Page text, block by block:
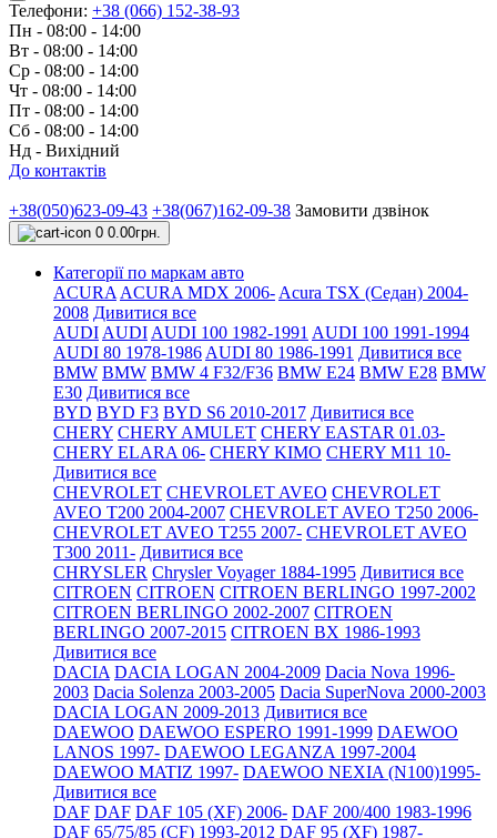
Телефони: +38 (066) 152-38-93
Пн - 08:00 - 14:00
Вт - 08:00 - 14:00
Ср - 08:00 - 14:00
Чт - 08:00 - 14:00
Пт - 08:00 - 14:00
Сб - 08:00 - 14:00
Нд - Вихідний
До контактів
+38(050)623-09-43 +38(067)162-09-38 Замовити дзвінок
0 0.00грн.
Категорії по маркам авто
ACURA ACURA MDX 2006- Acura TSX (Седан) 2004-
2008 Дивитися все
AUDI AUDI AUDI 100 1982-1991 AUDI 100 1991-1994
AUDI 80 1978-1986 AUDI 80 1986-1991 Дивитися все
BMW BMW BMW 4 F32/F36 BMW E24 BMW E28 BMW
E30 Дивитися все
BYD BYD F3 BYD S6 2010-2017 Дивитися все
CHERY CHERY AMULET CHERY EASTAR 01.03-
CHERY ELARA 06- CHERY KIMO CHERY M11 10-
Дивитися все
CHEVROLET CHEVROLET AVEO CHEVROLET
AVEO Т200 2004-2007 CHEVROLET AVEO Т250 2006-
CHEVROLET AVEO Т255 2007- CHEVROLET AVEO
Т300 2011- Дивитися все
CHRYSLER Chrysler Voyager 1884-1995 Дивитися все
CITROEN CITROEN CITROEN BERLINGO 1997-2002
CITROEN BERLINGO 2002-2007 CITROEN
BERLINGO 2007-2015 CITROEN BX 1986-1993
Дивитися все
DACIA DACIA LOGAN 2004-2009 Dacia Nova 1996-
2003 Dacia Solenza 2003-2005 Dacia SuperNova 2000-2003
DACIA LOGAN 2009-2013 Дивитися все
DAEWOO DAEWOO ESPERO 1991-1999 DAEWOO
LANOS 1997- DAEWOO LEGANZA 1997-2004
DAEWOO MATIZ 1997- DAEWOO NEXIA (N100)1995-
Дивитися все
DAF DAF DAF 105 (XF) 2006- DAF 200/400 1983-1996
DAF 65/75/85 (CF) 1993-2012 DAF 95 (XF) 1987-